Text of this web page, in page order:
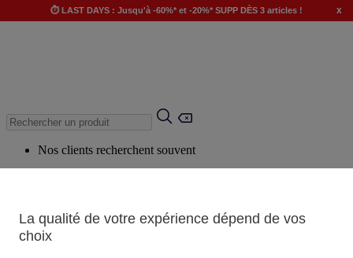
⏱️ LAST DAYS : Jusqu'à -60%* et -20%* SUPP DÈS 3 articles ! x
Nos clients recherchent souvent
Produits suggérés
Voir tous les produits
La qualité de votre expérience dépend de vos
choix